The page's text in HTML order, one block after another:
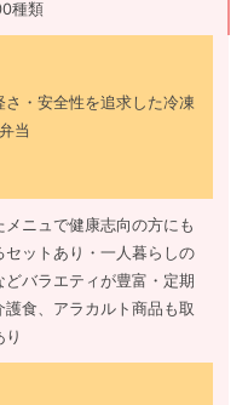
種類
・安全性を追求した冷凍
当
ニュで健康志向の方にも
ットあり・一人暮らしの
バラエティが豊富・定期
食、アラカルト商品も取
り